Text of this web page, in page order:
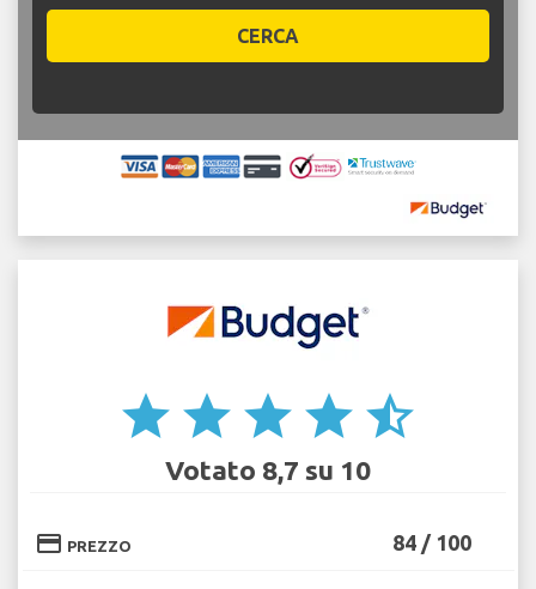
CERCA
star star star star star_half
Votato 8,7 su 10
credit_card PREZZO 84 / 100